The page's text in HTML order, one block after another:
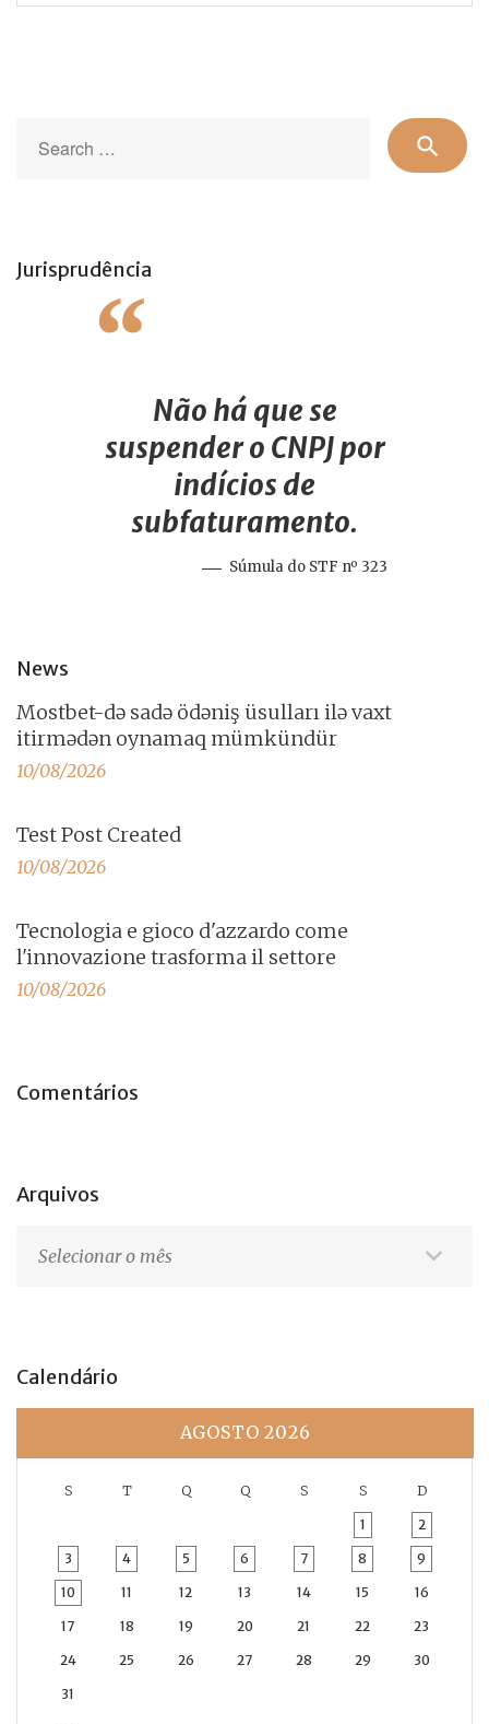
for:
search
Jurisprudência
Não há que se
suspender o CNPJ por
indícios de
subfaturamento.
Súmula do STF nº 323
News
Mostbet-də sadə ödəniş üsulları ilə vaxt
itirmədən oynamaq mümkündür
10/08/2026
Test Post Created
10/08/2026
Tecnologia e gioco d'azzardo come
l'innovazione trasforma il settore
10/08/2026
Comentários
Arquivos
Calendário
AGOSTO 2026
S T Q Q S S D
1 2
3 4 5 6 7 8 9
10 11 12 13 14 15 16
17 18 19 20 21 22 23
24 25 26 27 28 29 30
31